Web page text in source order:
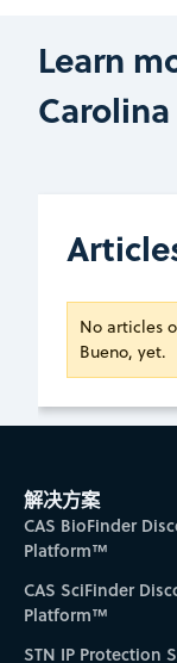
Learn
No articles
Bueno, yet.
解决方案
CAS BioFinder
Platform™
CAS SciFinder
Platform™
STN IP Protection